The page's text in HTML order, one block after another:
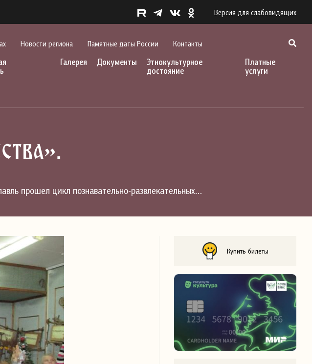
Версия для слабовидящих
Новости региона Памятные даты России Контакты
Галерея Документы
Этнокультурное
достояние
Платные
услуги
прошел цикл познавательно-развлекательных…
Купить билеты